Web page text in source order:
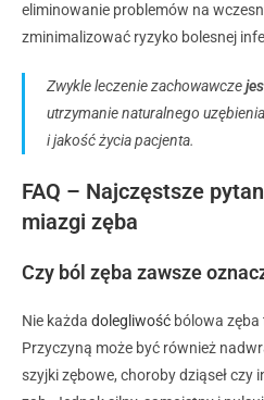
eliminowanie problemów na
zminimalizować ryzyko bolesnej
Zwykle leczenie zachowawcze
utrzymanie naturalnego
i jakość życia pacjenta.
FAQ – Najczęstsze
miazgi zęba
Czy ból zęba zawsze
Nie każda dolegliwość bólowa
Przyczyną może być również
szyjki zębowe, choroby dziąseł